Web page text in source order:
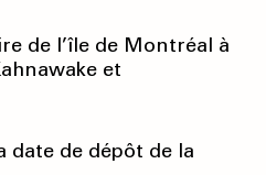
de l’île de Montréal à
et
date de dépôt de la